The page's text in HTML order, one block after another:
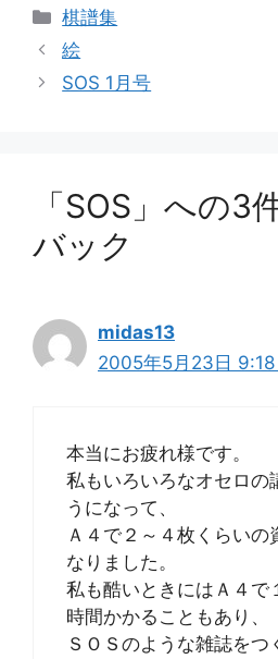
カ
テ
ゴ
リ
棋譜集
絵
SOS 1月号
「SOS」への3
バック
midas13
2005年5月23日
本当にお疲れ様です。
私もいろいろなオセロの
うになって、
Ａ４で２～４枚くらいの
なりました。
私も酷いときにはＡ４で
時間かかることもあり、
ＳＯＳのような雑誌を